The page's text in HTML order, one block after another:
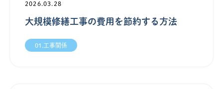
2026.03.28
大規模修繕工事の費用を節約する方法
01.工事関係